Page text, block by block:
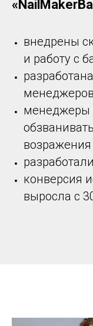
внедрены
и работу с
менеджеров
менеджеры
возражения
конверсия
выросла с